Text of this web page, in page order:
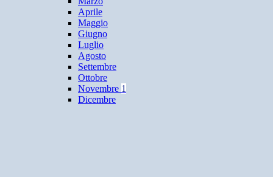
Aprile
Maggio
Giugno
Luglio
Agosto
Settembre
Ottobre
Novembre 1
Dicembre